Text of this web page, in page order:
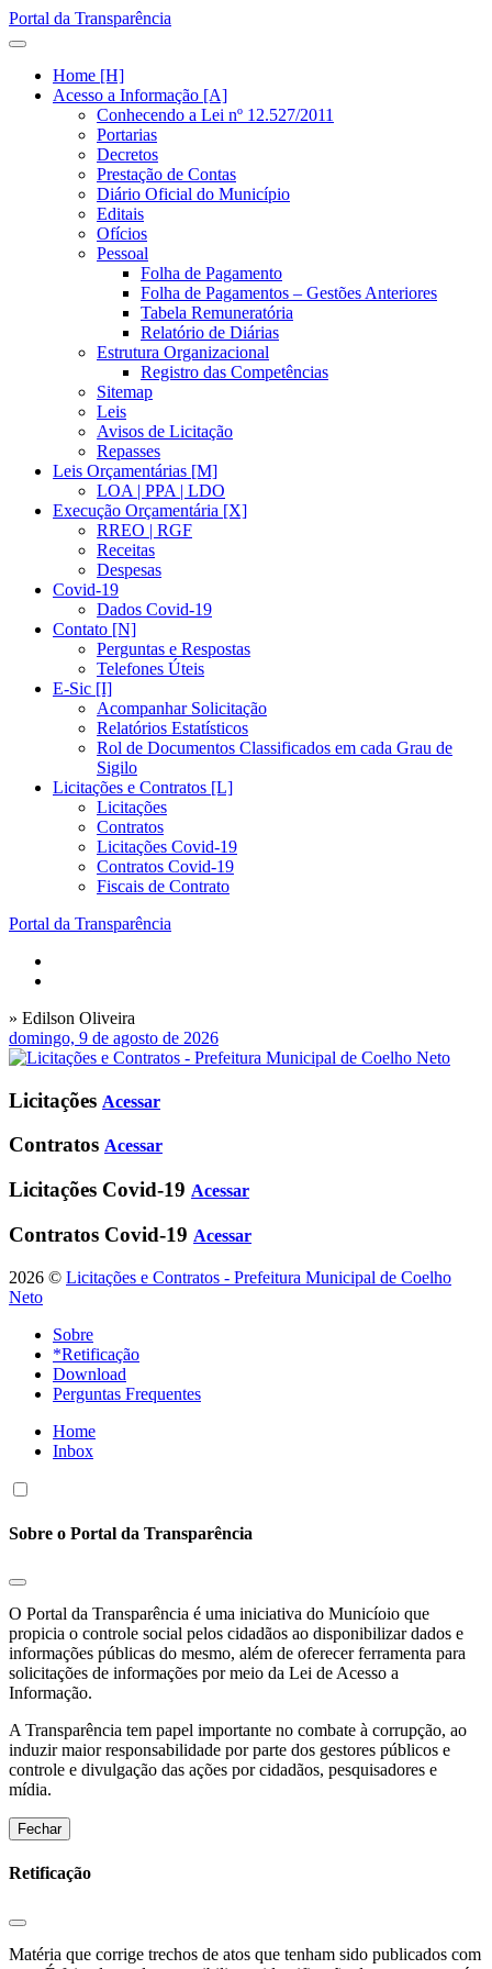
Portal da Transparência
Home [H]
Acesso a Informação [A]
Conhecendo a Lei nº 12.527/2011
Portarias
Decretos
Prestação de Contas
Diário Oficial do Município
Editais
Ofícios
Pessoal
Folha de Pagamento
Folha de Pagamentos – Gestões Anteriores
Tabela Remuneratória
Relatório de Diárias
Estrutura Organizacional
Registro das Competências
Sitemap
Leis
Avisos de Licitação
Repasses
Leis Orçamentárias [M]
LOA | PPA | LDO
Execução Orçamentária [X]
RREO | RGF
Receitas
Despesas
Covid-19
Dados Covid-19
Contato [N]
Perguntas e Respostas
Telefones Úteis
E-Sic [I]
Acompanhar Solicitação
Relatórios Estatísticos
Rol de Documentos Classificados em cada Grau de
Sigilo
Licitações e Contratos [L]
Licitações
Contratos
Licitações Covid-19
Contratos Covid-19
Fiscais de Contrato
Portal da Transparência
» Edilson Oliveira
domingo, 9 de agosto de 2026
Licitações Acessar
Contratos Acessar
Licitações Covid-19 Acessar
Contratos Covid-19 Acessar
2026 © Licitações e Contratos - Prefeitura Municipal de Coelho
Neto
Sobre
*Retificação
Download
Perguntas Frequentes
Home
Inbox
Sobre o Portal da Transparência
O Portal da Transparência é uma iniciativa do Municíoio que
propicia o controle social pelos cidadãos ao disponibilizar dados e
informações públicas do mesmo, além de oferecer ferramenta para
solicitações de informações por meio da Lei de Acesso a
Informação.
A Transparência tem papel importante no combate à corrupção, ao
induzir maior responsabilidade por parte dos gestores públicos e
controle e divulgação das ações por cidadãos, pesquisadores e
mídia.
Fechar
Retificação
Matéria que corrige trechos de atos que tenham sido publicados com